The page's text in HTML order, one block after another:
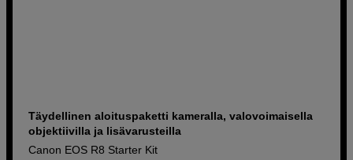
Täydellinen aloituspaketti kameralla, valovoimaisella
objektiivilla ja lisävarusteilla
Canon EOS R8 Starter Kit